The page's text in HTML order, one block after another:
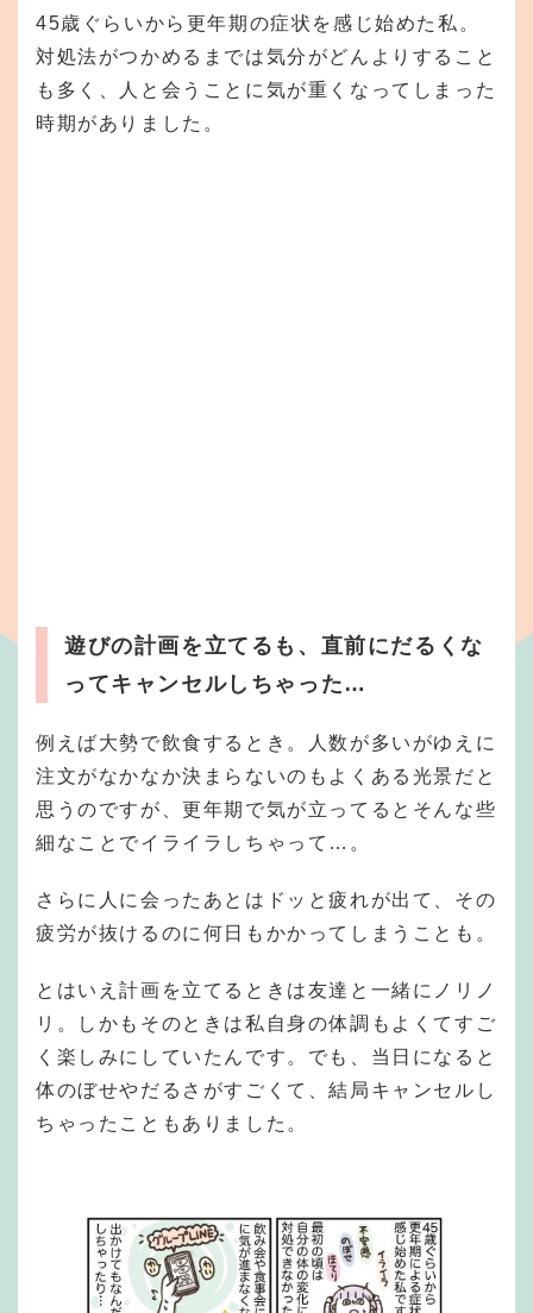
45歳ぐらいから更年期の症状を感じ始めた私。
対処法がつかめるまでは気分がどんよりすること
も多く、人と会うことに気が重くなってしまった
時期がありました。
遊びの計画を立てるも、直前にだるくな
ってキャンセルしちゃった …
例えば大勢で飲食するとき。人数が多いがゆえに
注文がなかなか決まらないのもよくある光景だと
思うのですが、更年期で気が立ってるとそんな些
細なことでイライラしちゃって…。
さらに人に会ったあとはドッと疲れが出て、その
疲労が抜けるのに何日もかかってしまうことも。
とはいえ計画を立てるときは友達と一緒にノリノ
リ。しかもそのときは私自身の体調もよくてすご
く楽しみにしていたんです。でも、当日になると
体のぼせやだるさがすごくて、結局キャンセルし
ちゃったこともありました。